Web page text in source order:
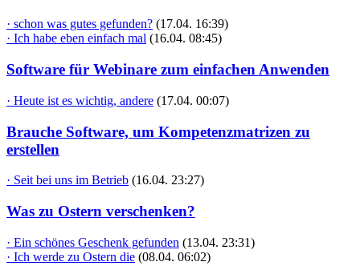
· schon was gutes gefunden? (17.04. 16:39)
· Ich habe eben einfach mal (16.04. 08:45)
Software für Webinare zum einfachen Anwenden
· Heute ist es wichtig, andere (17.04. 00:07)
Brauche Software, um Kompetenzmatrizen zu
erstellen
· Seit bei uns im Betrieb (16.04. 23:27)
Was zu Ostern verschenken?
· Ein schönes Geschenk gefunden (13.04. 23:31)
· Ich werde zu Ostern die (08.04. 06:02)